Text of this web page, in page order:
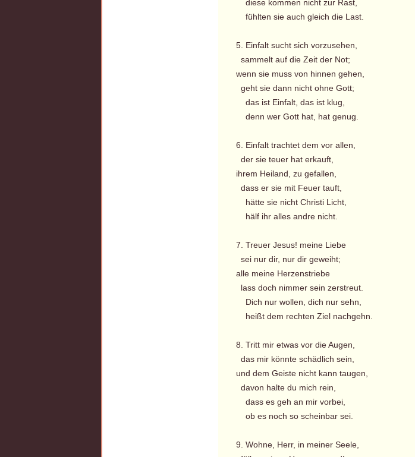
diese kommen nicht zur Rast,
fühlten sie auch gleich die Last.
5. Einfalt sucht sich vorzusehen,
sammelt auf die Zeit der Not;
wenn sie muss von hinnen gehen,
geht sie dann nicht ohne Gott;
das ist Einfalt, das ist klug,
denn wer Gott hat, hat genug.
6. Einfalt trachtet dem vor allen,
der sie teuer hat erkauft,
ihrem Heiland, zu gefallen,
dass er sie mit Feuer tauft,
hätte sie nicht Christi Licht,
hälf ihr alles andre nicht.
7. Treuer Jesus! meine Liebe
sei nur dir, nur dir geweiht;
alle meine Herzenstriebe
lass doch nimmer sein zerstreut.
Dich nur wollen, dich nur sehn,
heißt dem rechten Ziel nachgehn.
8. Tritt mir etwas vor die Augen,
das mir könnte schädlich sein,
und dem Geiste nicht kann taugen,
davon halte du mich rein,
dass es geh an mir vorbei,
ob es noch so scheinbar sei.
9. Wohne, Herr, in meiner Seele,